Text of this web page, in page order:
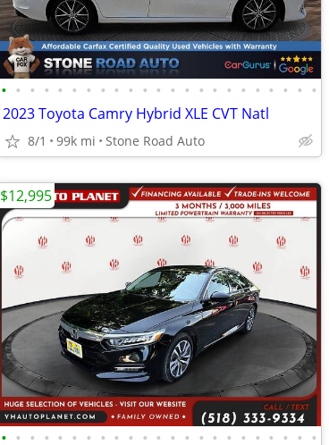
• • • • • • • • • • • • • • • • • • • • • • •
2023 Toyota Camry Hybrid XLE CVT Natl
8/1 99k mi Stone Road Auto
• • • • • • • • • • • • • • • • • • • • • • •
$12,995